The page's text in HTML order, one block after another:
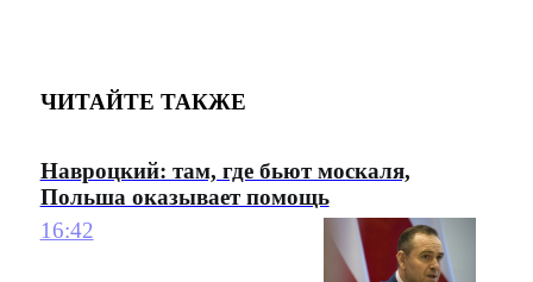
ЧИТАЙТЕ ТАКЖЕ
Навроцкий: там, где бьют москаля,
Польша оказывает помощь
16:42